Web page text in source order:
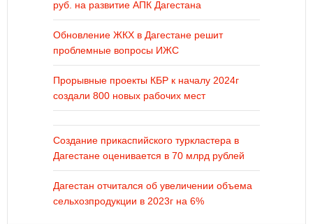
руб. на развитие АПК Дагестана
Обновление ЖКХ в Дагестане решит
проблемные вопросы ИЖС
Прорывные проекты КБР к началу 2024г
создали 800 новых рабочих мест
Создание прикаспийского туркластера в
Дагестане оценивается в 70 млрд рублей
Дагестан отчитался об увеличении объема
сельхозпродукции в 2023г на 6%